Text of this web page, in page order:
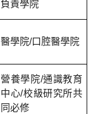
負責學院
醫學院/口腔醫學院
營養學院/通識教育
中心/校級研究所共
同必修